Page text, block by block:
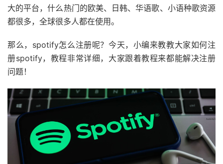
大的平台，什么热门的欧美、日韩、华语歌、小语种歌资源
都很多，全球很多人都在使用。
那么，spotify怎么注册呢？今天，小编来教教大家如何注
册spotify，教程非常详细，大家跟着教程来都能解决注册
问题！